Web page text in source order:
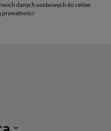
danych osobowych do celów
prywatności